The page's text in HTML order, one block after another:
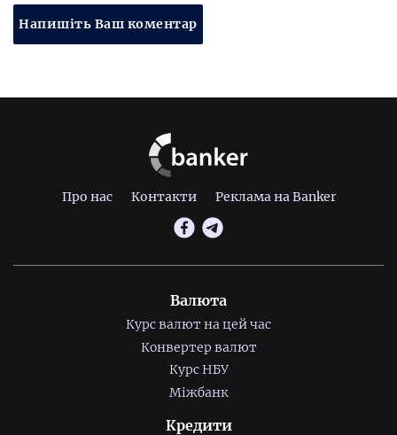
Напишіть Ваш коментар
Про нас Контакти Реклама на Banker
Валюта
Курс валют на цей час
Конвертер валют
Курс НБУ
Міжбанк
Кредити